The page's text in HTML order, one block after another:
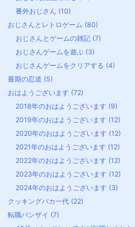
番外おじさん (10)
おじさんとレトロゲーム (80)
おじさんとゲームの雑記 (7)
おじさんゲームを遊ぶ (3)
おじさんゲームをクリアする (4)
最期の忍道 (5)
おはようございます (72)
2018年のおはようございます (9)
2019年のおはようございます (12)
2020年のおはようございます (12)
2021年のおはようございます (12)
2022年のおはようございます (12)
2023年のおはようございます (12)
2024年のおはようございます (3)
クッキングバカ一代 (22)
転職バンザイ (7)